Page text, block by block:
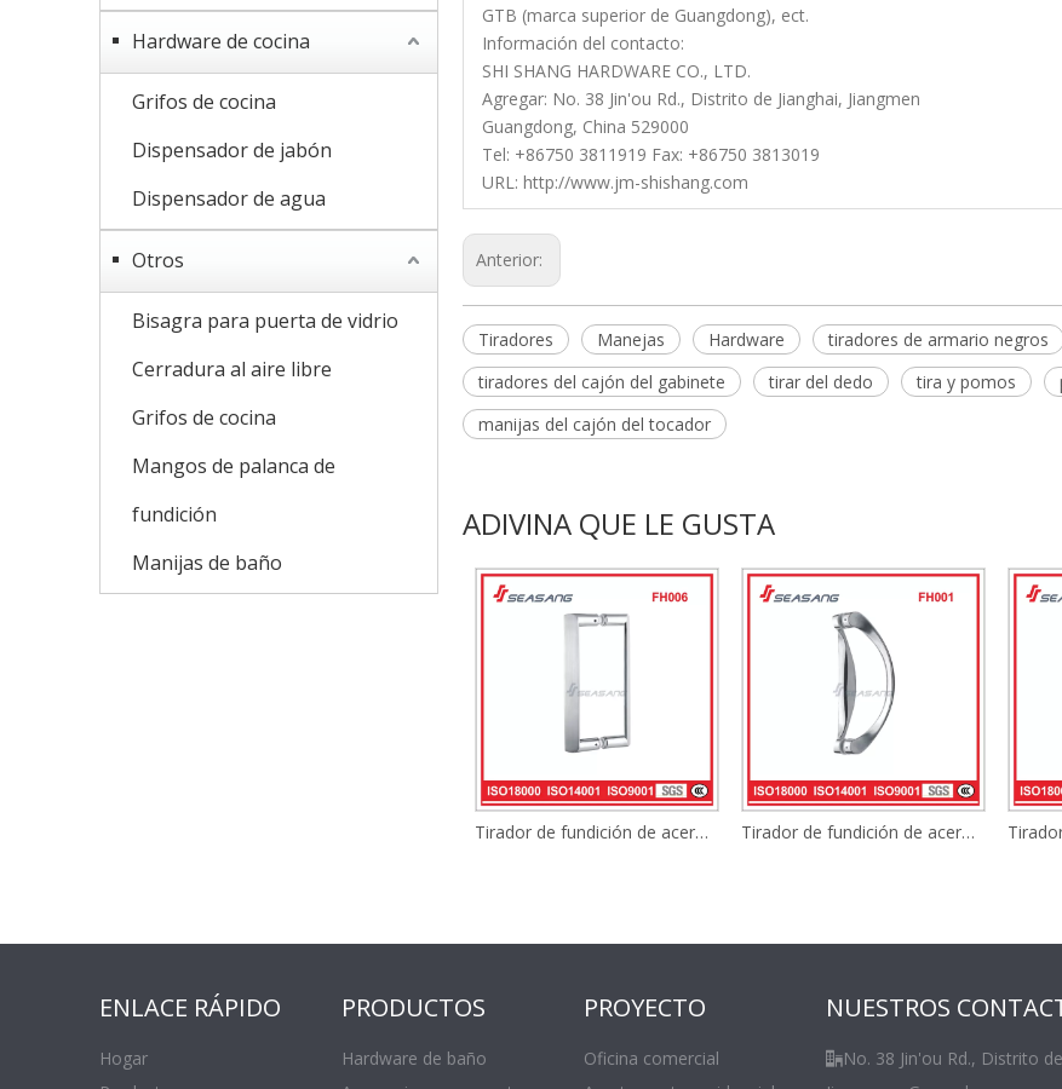
Hardware de cocina
Grifos de cocina
Dispensador de jabón
Dispensador de agua
Otros
Bisagra para puerta de vidrio
Cerradura al aire libre
Grifos de cocina
Mangos de palanca de
fundición
Manijas de baño
GTB (marca superior de Guangdong), ect.
Información del contacto:
SHI SHANG HARDWARE CO., LTD.
Agregar: No. 38 Jin'ou Rd., Distrito de Jianghai, Jiangmen
Guangdong, China 529000
Tel: +86750 3811919 Fax: +86750 3813019
URL: http://www.jm-shishang.com
Anterior:
Tiradores Manejas Hardware tiradores de armario negros
tiradores del cajón del gabinete
tirar del dedo tira y pomos
manijas del cajón del tocador
ADIVINA QUE LE GUSTA
Tirador de fundición de acero inoxidable Tirador de fundición de acero inoxidable
ENLACE RÁPIDO
Hogar
PRODUCTOS
Hardware de baño
PROYECTO
Oficina comercial
NUESTROS
No. 38 Jin'ou Rd., Distrito